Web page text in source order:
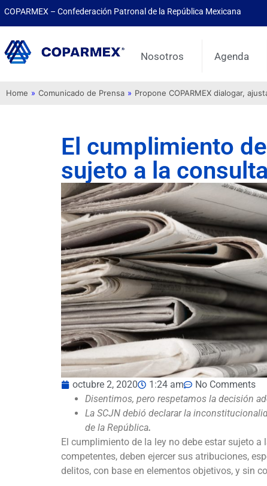
COPARMEX – Confederación Patronal de la República Mexicana
Nosotros Agenda
Home » Comunicado de Prensa » Propone COPARMEX dialogar,
El cumplimiento
sujeto a la
octubre 2, 2020 1:24 am
No Comments
Disentimos, pero respetamos la decisión
La SCJN debió declarar la
de la República.
El cumplimiento de la ley no debe estar sujeto
competentes, deben ejercer sus atribuciones,
delitos, con base en elementos objetivos, y sin